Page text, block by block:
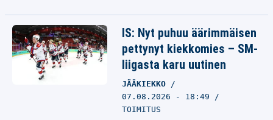
IS: Nyt puhuu äärimmäisen
pettynyt kiekkomies – SM-
liigasta karu uutinen
JÄÄKIEKKO
07.08.2026 - 18:49
TOIMITUS